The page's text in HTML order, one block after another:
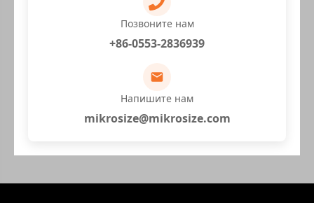
Позвоните нам
+86-0553-2836939
Напишите нам
mikrosize@mikrosize.com